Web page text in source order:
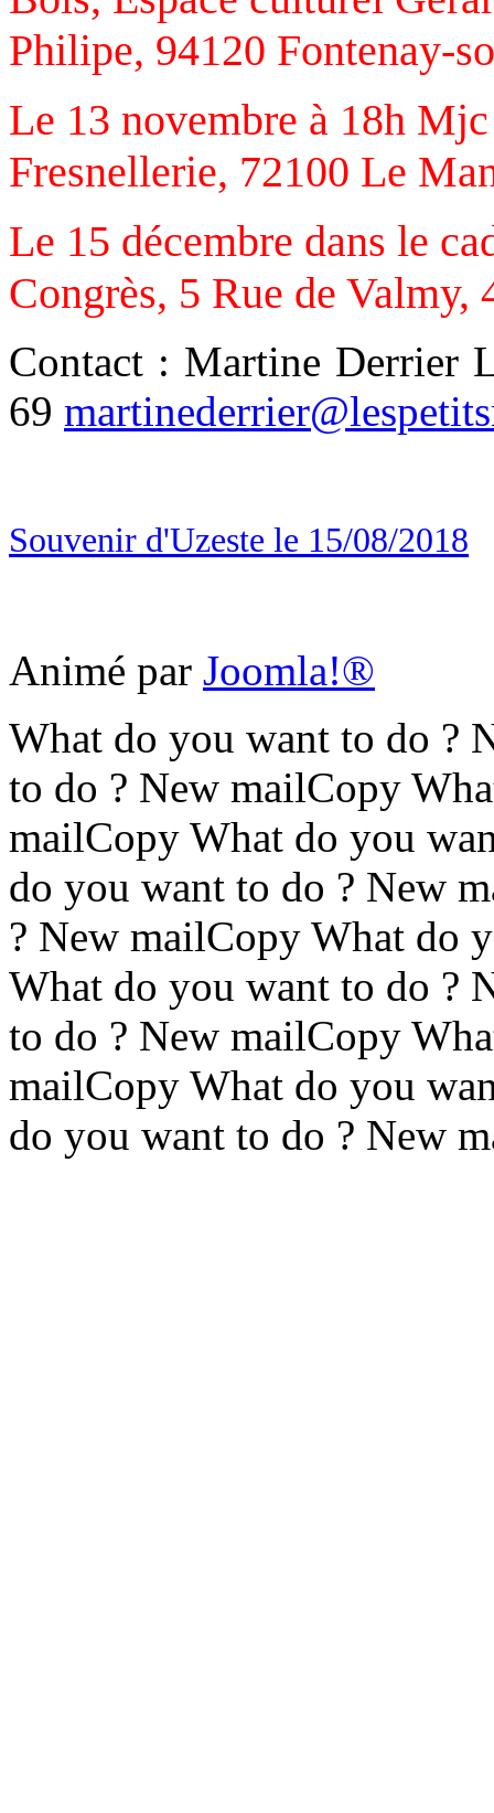
Philipe, 94120 Fontenay-
Le 13 novembre à 18h
Fresnellerie, 72100 Le
Le 15 décembre dans le
Congrès, 5 Rue de Valmy,
Contact : Martine Derrier
69
Souvenir d'Uzeste le 15/08/2018
Animé par Joomla!®
What do you want to do ?
to do ? New mailCopy
mailCopy What do you
do you want to do ? New
? New mailCopy What do
What do you want to do ?
to do ? New mailCopy
mailCopy What do you
do you want to do ? New